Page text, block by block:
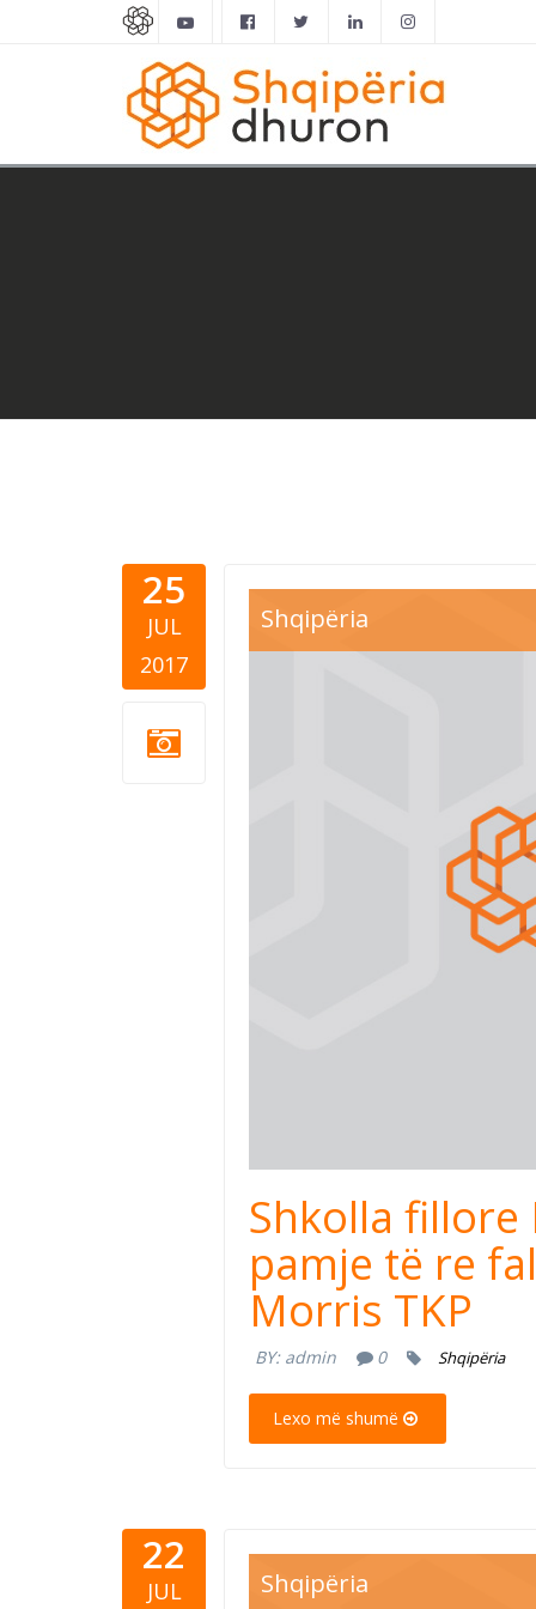
25
JUL
2017
Shqipëria
Shkolla fillore
pamje të re
Morris TKP
BY: admin 0 Shqipëria
Lexo më shumë
22
JUL Shqipëria